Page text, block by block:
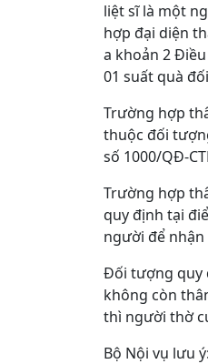
liệt sĩ là một
hợp đại diện
a khoản 2
01 suất quà
Trường hợp
thuộc đối
số 1000/QĐ-
Trường hợp
quy định tại
người để nhận
Đối tượng quy
không còn
thì người thờ
Bộ Nội vụ lưu